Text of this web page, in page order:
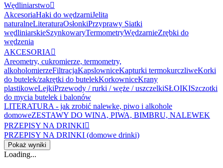
Wędliniarstwo
AkcesoriaHaki do wędzarniJelita
naturalneLiteraturaOsłonkiPrzyprawy Siatki
wędliniarskieSzynkowaryTermometryWędzarnieZrębki do
wędzenia
AKCESORIA 
Areometry, cukromierze, termometry,
alkoholomierzeFiltracjaKapslowniceKapturki termokurczliweKorki
do butelek/zakrętki do butelekKorkowniceKrany
plastikoweLejkiPrzewody / rurki / węże / uszczelkiSŁOIKISzczotki
do mycia butelek i balonów
LITERATURA - jak zrobić nalewkę, piwo i alkohole
domoweZESTAWY DO WINA, PIWA, BIMBRU, NALEWEK
PRZEPISY NA DRINKI
PRZEPISY NA DRINKI (domowe drinki)
Pokaż wyniki
Loading...